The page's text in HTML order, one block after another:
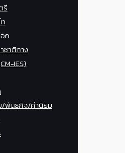
รี
ก
ชาติทาง
IES)
/พันธกิจ/ค่านิยม